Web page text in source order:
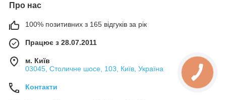
Про нас
100% позитивних з 165 відгуків за рік
Працює з 28.07.2011
м. Київ
03045, Столичне шосе, 103, Київ, Україна
Контакти